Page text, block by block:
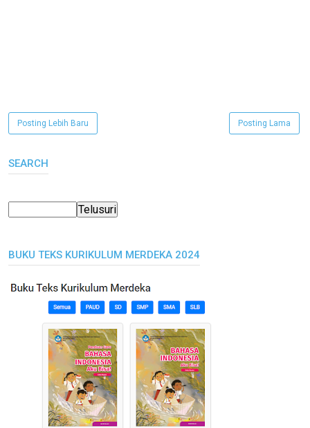
Posting Lebih Baru Posting Lama
SEARCH
BUKU TEKS KURIKULUM MERDEKA 2024